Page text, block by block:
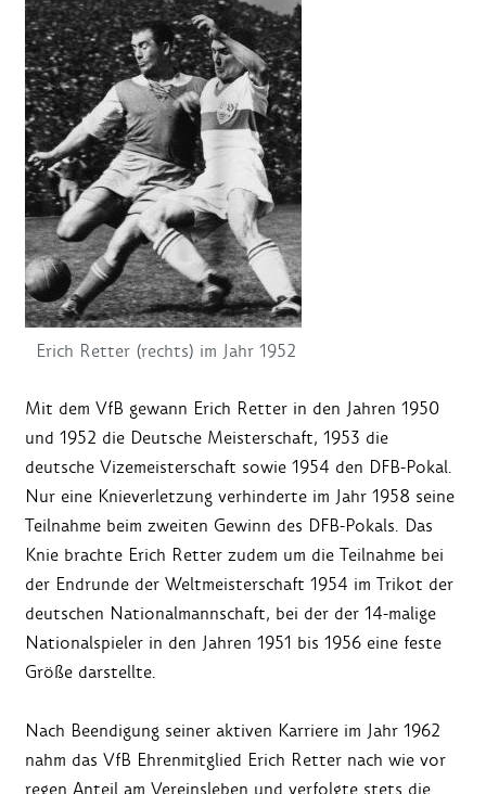
Erich Retter (rechts) im Jahr 1952
Mit dem VfB gewann Erich Retter in den Jahren 1950
und 1952 die Deutsche Meisterschaft, 1953 die
deutsche Vizemeisterschaft sowie 1954 den DFB-Pokal.
Nur eine Knieverletzung verhinderte im Jahr 1958 seine
Teilnahme beim zweiten Gewinn des DFB-Pokals. Das
Knie brachte Erich Retter zudem um die Teilnahme bei
der Endrunde der Weltmeisterschaft 1954 im Trikot der
deutschen Nationalmannschaft, bei der der 14-malige
Nationalspieler in den Jahren 1951 bis 1956 eine feste
Größe darstellte.
Nach Beendigung seiner aktiven Karriere im Jahr 1962
nahm das VfB Ehrenmitglied Erich Retter nach wie vor
regen Anteil am Vereinsleben und verfolgte stets die